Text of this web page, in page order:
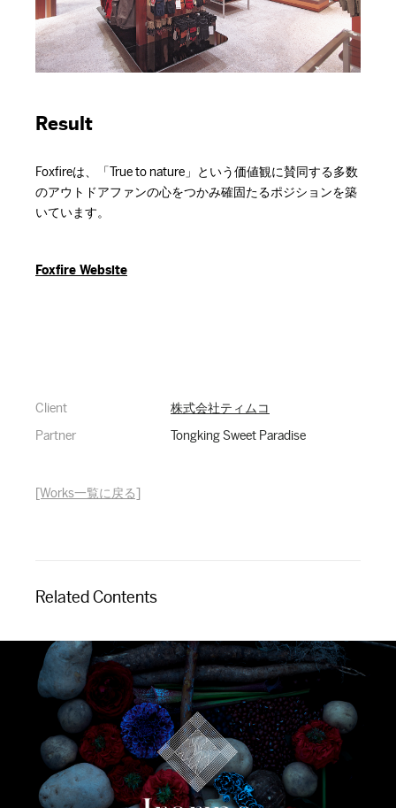
Result
Foxfireは、「True to nature」という価値観に賛同する多数
のアウトドアファンの心をつかみ確固たるポジションを築
いています。
Foxfire Website
Client
株式会社ティムコ
Partner
Tongking Sweet Paradise
[Works一覧に戻る]
Related Contents